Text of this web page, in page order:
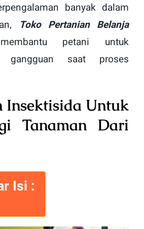
banyak dalam
Toko Pertanian Belanja
petani untuk
gangguan saat proses
Insektisida Untuk
Tanaman Dari
Isi :